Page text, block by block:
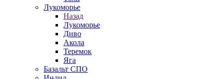
Лукоморье
Назад
Лукоморье
Диво
Акола
Теремок
Яга
Базальт СПО